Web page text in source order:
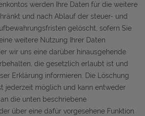
werden Ihre Daten für die weitere
und nach Ablauf der steuer- und
gelöscht, sofern Sie
weitere Nutzung Ihrer Daten
wir uns eine darüber hinausgehende
die gesetzlich erlaubt ist und
Erklärung informieren. Die Löschung
jederzeit möglich und kann entweder
die unten beschriebene
über eine dafür vorgesehene Funktion